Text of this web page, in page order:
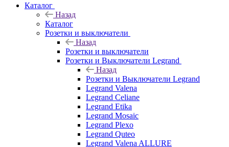
Каталог
Назад
Каталог
Розетки и выключатели
Назад
Розетки и выключатели
Розетки и Выключатели Legrand
Назад
Розетки и Выключатели Legrand
Legrand Valena
Legrand Celiane
Legrand Etika
Legrand Mosaic
Legrand Plexo
Legrand Quteo
Legrand Valena ALLURE